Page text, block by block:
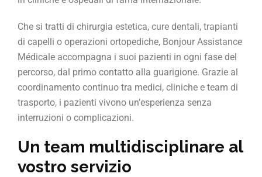
Che si tratti di chirurgia estetica, cure dentali, trapianti
di capelli o operazioni ortopediche, Bonjour Assistance
Médicale accompagna i suoi pazienti in ogni fase del
percorso, dal primo contatto alla guarigione. Grazie al
coordinamento continuo tra medici, cliniche e team di
trasporto, i pazienti vivono un’esperienza senza
interruzioni o complicazioni.
Un team multidisciplinare al
vostro servizio